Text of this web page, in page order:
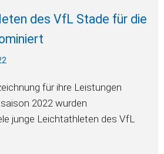
des VfL Stade für die
für ihre Leistungen
2022 wurden
junge Leichtathleten des VfL